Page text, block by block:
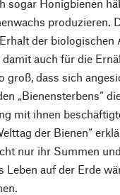
sogar Honigbienen
produzieren.
der biologischen
auch für die
groß, dass sich
„Bienensterbens“
mit ihnen
der Bienen“
nur ihr Summen
Leben auf der Erde